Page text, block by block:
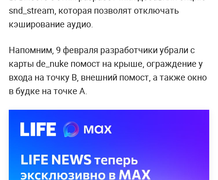
snd_stream, которая позволят отключать
кэширование аудио.
Напомним, 9 февраля разработчики убрали с
карты de_nuke помост на крыше, ограждение у
входа на точку B, внешний помост, а также окно
в будке на точке A.